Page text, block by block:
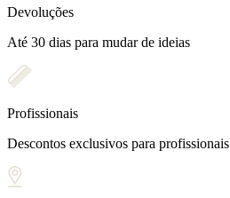
Devoluções
Até 30 dias para mudar de ideias
Profissionais
Descontos exclusivos para profissionais